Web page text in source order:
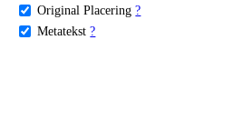
Original Placering ?
Metatekst ?